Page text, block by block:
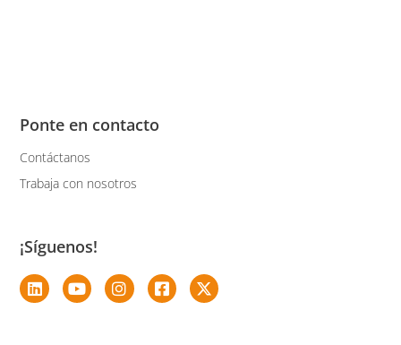
Ponte en contacto
Contáctanos
Trabaja con nosotros
¡Síguenos!